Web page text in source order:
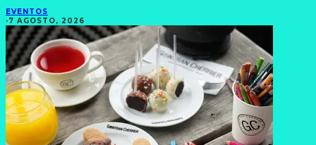
EVENTOS
·7 AGOSTO, 2026